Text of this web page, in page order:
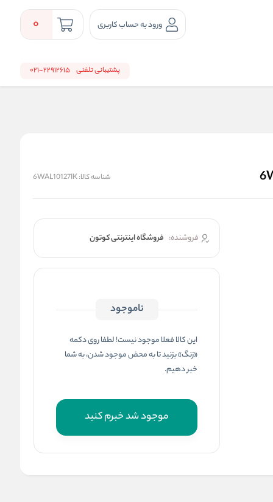
ورود به حساب کاربری 0
پشتیبانی تلفنی 22912615-021
شناسه کالا:6WAL10127IK
فروشنده: فروشگاه اینترنتی کوتون
ناموجود
این کالا فعلا موجود نیست! لطفا روی دکمه
«زنگ» بزنید تا به محض موجود شدن، به شما
خبر دهیم.
موجود شد خبرم کنید